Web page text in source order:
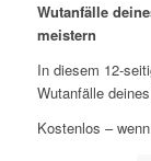
Wutanfälle
meistern
In diesem 12-
Wutanfälle
Kostenlos –